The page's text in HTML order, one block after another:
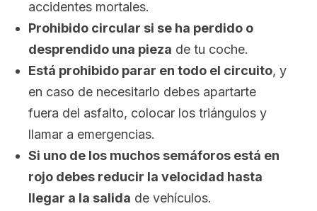
accidentes mortales.
Prohibido circular si se ha perdido o
desprendido una pieza de tu coche.
Está prohibido parar en todo el circuito, y
en caso de necesitarlo debes apartarte
fuera del asfalto, colocar los triángulos y
llamar a emergencias.
Si uno de los muchos semáforos está en
rojo debes reducir la velocidad hasta
llegar a la salida de vehículos.